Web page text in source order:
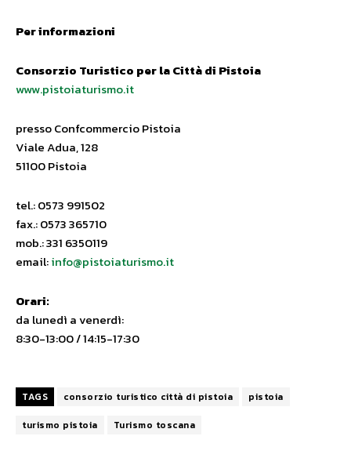
Per informazioni
Consorzio Turistico per la Città di Pistoia
www.pistoiaturismo.it
presso Confcommercio Pistoia
Viale Adua, 128
51100 Pistoia
tel.: 0573 991502
fax.: 0573 365710
mob.: 331 6350119
email:info@pistoiaturismo.it
Orari:
da lunedì a venerdì:
8:30-13:00 / 14:15-17:30
TAGS consorzio turistico città di pistoia
pistoia
turismo pistoia
Turismo toscana